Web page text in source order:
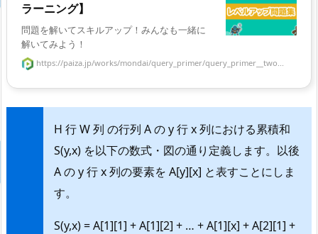
ラーニング】
問題を解いてスキルアップ！みんなも一緒に
解いてみよう！
https://paiza.jp/works/mondai/query_primer/query_primer__two...
H 行 W 列 の行列 A の y 行 x 列における累積和
S(y,x) を以下の数式・図の通り定義します。以後
A の y 行 x 列の要素を A[y][x] と表すことにしま
す。
S(y,x) = A[1][1] + A[1][2] + … + A[1][x] + A[2][1] +